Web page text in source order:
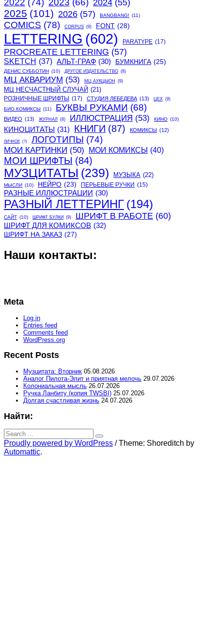
2022 (74) 2023 (66) 2024 (55)
2025 (101) 2026 (57) BANGBANG! (11)
COMICS (78) CORPUS (9) FONT (28)
LETTERING (602) PARATYPE (17)
PROCREATE LETTERING (57)
SKETCH (37) АЛЬТ-ГРАФ (30) БУМКНИГА (25)
ДЕНИС СУББОТИН (10) ДРУГОЕ ИЗДАТЕЛЬСТВО (8)
МЦ АКВАРИУМ (53) МЦ АУКЦЫОН (9)
МЦ НЕСЧАСТНЫЙ СЛУЧАЙ (21)
РОЗНИЧНЫЕ ШРИФТЫ (17) СТУДИЯ ЛЕБЕДЕВА (13) ЦЕХ (9)
БИО.КОМИКСЫ (11) БУКВЫ РУКАМИ (68)
ВИДЕО (13) ЖУРНАЛ (8) ИЛЛЮСТРАЦИЯ (53) КИНО (10)
КИНОЦИТАТЫ (31) КНИГИ (87) КОМИКСЫ (12)
ЛИЧНОЕ (7) ЛОГОТИПЫ (74)
МОИ КАРТИНКИ (50) МОИ КОМИКСЫ (40)
МОИ ШРИФТЫ (84)
МУЗЦИТАТЫ (239) МУЗЫКА (22)
МЫСЛИ (10) НЕЙРО (23) ПЕРЬЕВЫЕ РУЧКИ (15)
РАЗНЫЕ ИЛЛЮСТРАЦИИ (30)
РАЗНЫЙ ЛЕТТЕРИНГ (194)
САЙТ (10) ШРИФТ БУЛКИ (9) ШРИФТ В РАБОТЕ (60)
ШРИФТ ДЛЯ КОМИКСОВ (32)
ШРИФТ НА ЗАКАЗ (27)
Наши контакты:
Meta
Log in
Entries feed
Comments feed
WordPress.org
Recent Posts
Музцитата: Вторник 05.08.2026
Аналог Пилота-Элит и приятная мелочь 29.07.2026
Колониальная мысль 26.07.2026
Ручка Ланбиту (копия TWSBI) 25.07.2026
Долгая счастливая жизнь 24.07.2026
Найти:
Search
for:
Search
Proudly powered by WordPress /Theme: Shoreditch by
Automattic.